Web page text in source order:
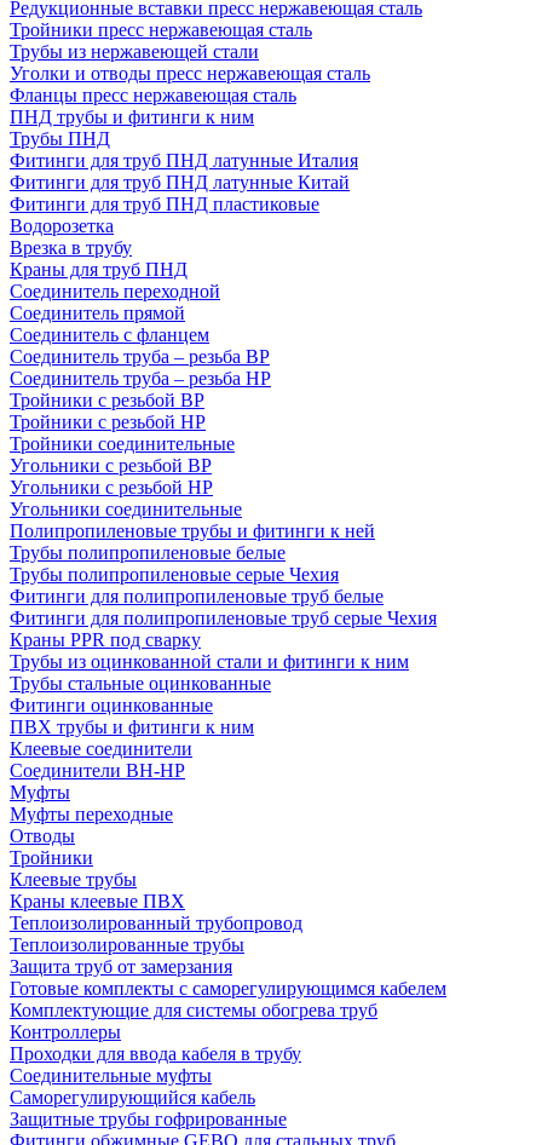
Редукционные вставки пресс нержавеющая сталь
Тройники пресс нержавеющая сталь
Трубы из нержавеющей стали
Уголки и отводы пресс нержавеющая сталь
Фланцы пресс нержавеющая сталь
ПНД трубы и фитинги к ним
Трубы ПНД
Фитинги для труб ПНД латунные Италия
Фитинги для труб ПНД латунные Китай
Фитинги для труб ПНД пластиковые
Водорозетка
Врезка в трубу
Краны для труб ПНД
Соединитель переходной
Соединитель прямой
Соединитель с фланцем
Соединитель труба – резьба ВР
Соединитель труба – резьба НР
Тройники с резьбой ВР
Тройники с резьбой НР
Тройники соединительные
Угольники с резьбой ВР
Угольники с резьбой НР
Угольники соединительные
Полипропиленовые трубы и фитинги к ней
Трубы полипропиленовые белые
Трубы полипропиленовые серые Чехия
Фитинги для полипропиленовые труб белые
Фитинги для полипропиленовые труб серые Чехия
Краны PPR под сварку
Трубы из оцинкованной стали и фитинги к ним
Трубы стальные оцинкованные
Фитинги оцинкованные
ПВХ трубы и фитинги к ним
Клеевые соединители
Соединители ВН-НР
Муфты
Муфты переходные
Отводы
Тройники
Клеевые трубы
Краны клеевые ПВХ
Теплоизолированный трубопровод
Теплоизолированные трубы
Защита труб от замерзания
Готовые комплекты с саморегулирующимся кабелем
Комплектующие для системы обогрева труб
Контроллеры
Проходки для ввода кабеля в трубу
Соединительные муфты
Саморегулирующийся кабель
Защитные трубы гофрированные
Фитинги обжимные GEBO для стальных труб